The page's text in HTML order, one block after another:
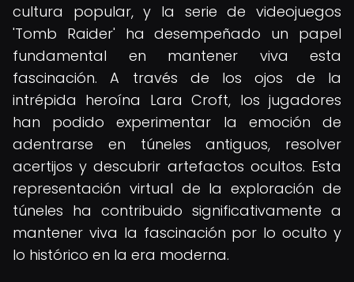
cultura popular, y la serie de videojuegos
'Tomb Raider' ha desempeñado un papel
fundamental en mantener viva esta
fascinación. A través de los ojos de la
intrépida heroína Lara Croft, los jugadores
han podido experimentar la emoción de
adentrarse en túneles antiguos, resolver
acertijos y descubrir artefactos ocultos. Esta
representación virtual de la exploración de
túneles ha contribuido significativamente a
mantener viva la fascinación por lo oculto y
lo histórico en la era moderna.